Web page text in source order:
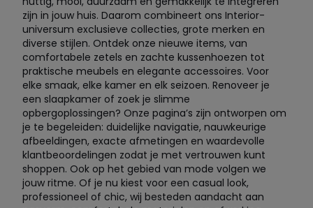
zijn in jouw huis. Daarom combineert ons Interior-
universum exclusieve collecties, grote merken en
diverse stijlen. Ontdek onze nieuwe items, van
comfortabele zetels en zachte kussenhoezen tot
praktische meubels en elegante accessoires. Voor
elke smaak, elke kamer en elk seizoen. Renoveer je
een slaapkamer of zoek je slimme
opbergoplossingen? Onze pagina’s zijn ontworpen om
je te begeleiden: duidelijke navigatie, nauwkeurige
afbeeldingen, exacte afmetingen en waardevolle
klantbeoordelingen zodat je met vertrouwen kunt
shoppen. Ook op het gebied van mode volgen we
jouw ritme. Of je nu kiest voor een casual look,
professioneel of chic, wij besteden aandacht aan